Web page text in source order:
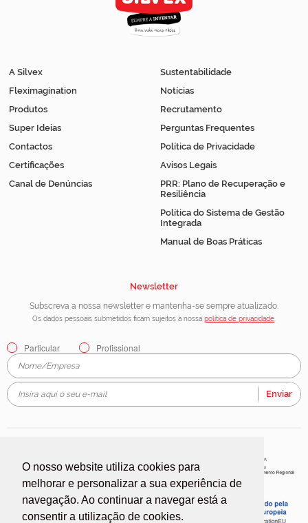
O nosso website utiliza cookies para
melhorar e personalizar a sua experiência de
navegação. Ao continuar a navegar está a
consentir a utilização de cookies.
A Silvex
Fleximagination
Produtos
Super Ideias
Contactos
Certificações
Canal de Denúncias
Sustentabilidade
Notícias
Recrutamento
Perguntas Frequentes
Política de Privacidade
Avisos Legais
PRR: Plano de Recuperação e
Resiliência
Política do Sistema de Gestão
Integrada
Manual de Boas Práticas
Newsletter
Subscreva a nossa newsletter e mantenha-se sempre atualizado.
Os dados pessoais submetidos ficam sujeitos à nossa política de privacidade
Particular Profissional
Enviar